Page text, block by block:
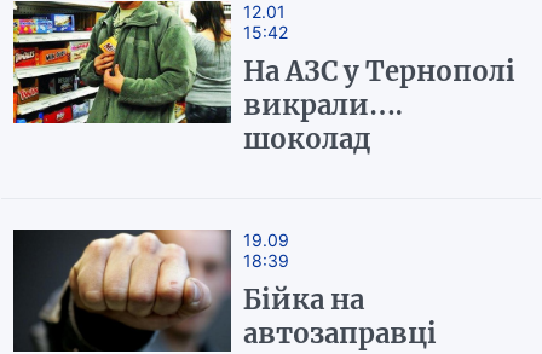
12.01
15:42
На АЗС у Тернополі
викрали….
шоколад
19.09
18:39
Бійка на
автозаправці